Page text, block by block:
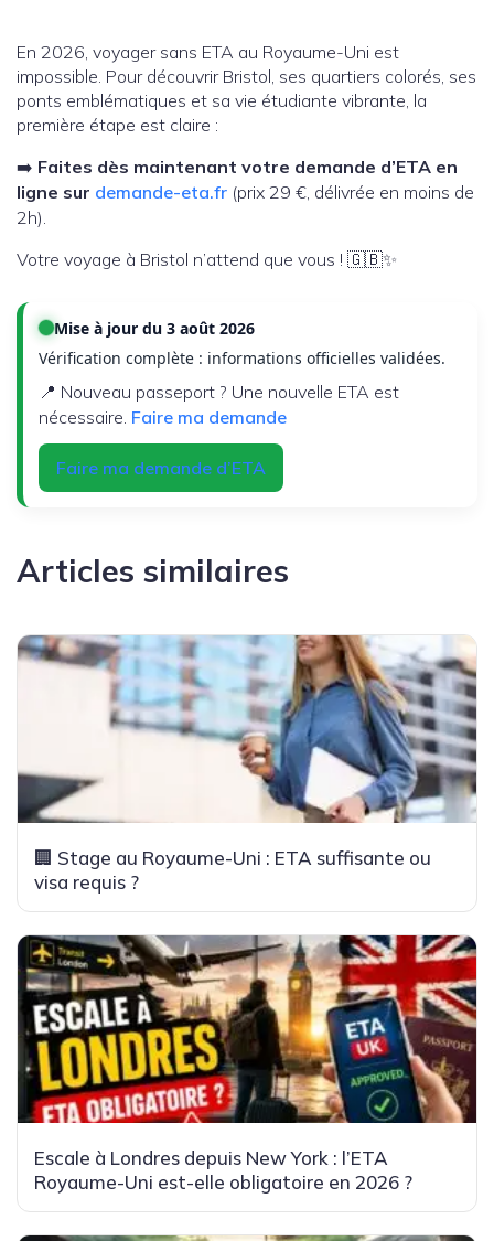
En 2026, voyager sans ETA au Royaume-Uni est
impossible. Pour découvrir Bristol, ses quartiers colorés, ses
ponts emblématiques et sa vie étudiante vibrante, la
première étape est claire :
➡️ Faites dès maintenant votre demande d’ETA en
ligne sur demande-eta.fr (prix 29 €, délivrée en moins de
2h).
Votre voyage à Bristol n’attend que vous ! 🇬🇧✨
Mise à jour du 3 août 2026
Vérification complète : informations officielles validées.
📍 Nouveau passeport ? Une nouvelle ETA est
nécessaire. Faire ma demande
Faire ma demande d’ETA
Articles similaires
🏢 Stage au Royaume-Uni : ETA suffisante ou
visa requis ?
Escale à Londres depuis New York : l’ETA
Royaume-Uni est-elle obligatoire en 2026 ?